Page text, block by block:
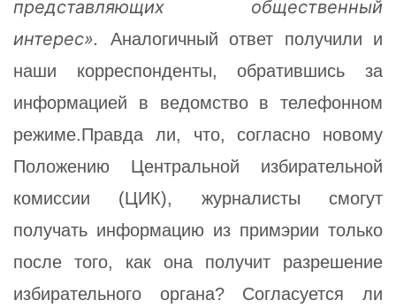
представляющих общественный
интерес». Аналогичный ответ получили и
наши корреспонденты, обратившись за
информацией в ведомство в телефонном
режиме.Правда ли, что, согласно новому
Положению Центральной избирательной
комиссии (ЦИК), журналисты смогут
получать информацию из примэрии только
после того, как она получит разрешение
избирательного органа? Согласуется ли